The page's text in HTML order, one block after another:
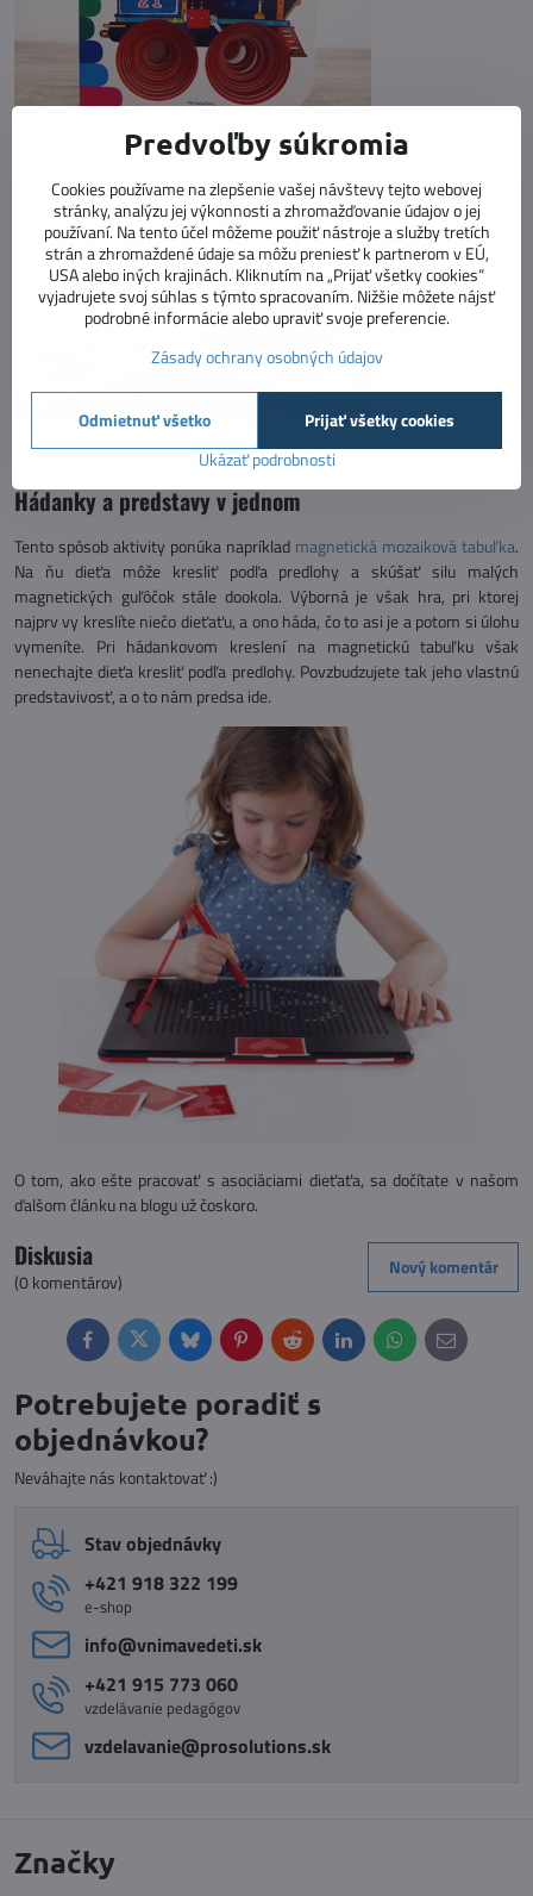
Hádanky a predstavy v jednom
Tento spôsob aktivity ponúka napríklad magnetická mozaiková tabuľka.
Na ňu dieťa môže kresliť podľa predlohy a skúšať silu malých
magnetických guľôčok stále dookola. Výborná je však hra, pri ktorej
najprv vy kreslíte niečo dieťaťu, a ono háda, čo to asi je a potom si úlohu
vymeníte. Pri hádankovom kreslení na magnetickú tabuľku však
nenechajte dieťa kresliť podľa predlohy. Povzbudzujete tak jeho vlastnú
predstavivosť, a o to nám predsa ide.
O tom, ako ešte pracovať s asociáciami dieťaťa, sa dočítate v našom
ďalšom článku na blogu už čoskoro.
Diskusia
(0 komentárov)
Nový komentár
FacebookTwitterBlueskyPinterestReddit LinkedInWhatsApp
E-
mail
Potrebujete poradiť s
objednávkou?
Neváhajte nás kontaktovať :)
Stav objednávky
+421 918 322 199
e-shop
info​@vnimavedeti​.sk
+421 915 773 060
vzdelávanie pedagógov
vzdelavanie​@prosolutions​.sk
Značky
Predvoľby súkromia
Cookies používame na zlepšenie vašej návštevy tejto webovej
stránky, analýzu jej výkonnosti a zhromažďovanie údajov o jej
používaní. Na tento účel môžeme použiť nástroje a služby tretích
strán a zhromaždené údaje sa môžu preniesť k partnerom v EÚ,
USA alebo iných krajinách. Kliknutím na „Prijať všetky cookies“
vyjadrujete svoj súhlas s týmto spracovaním. Nižšie môžete nájsť
podrobné informácie alebo upraviť svoje preferencie.
Zásady ochrany osobných údajov
Ukázať podrobnosti
Prijať všetky cookies
Odmietnuť všetko